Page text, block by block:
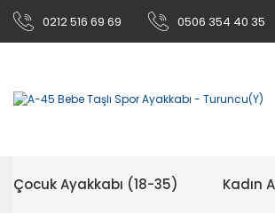
0212 516 69 69 0506 354 40 35
Çocuk Ayakkabı (18-35) Kadın